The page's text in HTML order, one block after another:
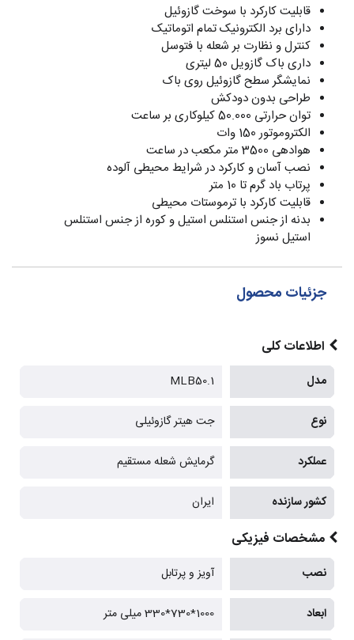
قابلیت کارکرد با سوخت گازوئیل
دارای برد الکترونیک تمام اتوماتیک
کنترل و نظارت بر شعله با فتوسل
داری باک گازویل 50 لیتری
نمایشگر سطح گازوئیل روی باک
طراحی بدون دودکش
توان حرارتی 50.000 کیلوکاری بر ساعت
الکتروموتور 150 وات
هوادهی 3500 متر مکعب در ساعت
نصب آسان و کارکرد در شرایط محیطی آلوده
پرتاب باد گرم تا 10 متر
قابلیت کارکرد با ترموستات محیطی
بدنه از جنس استنلس استیل و کوره از جنس استنلس
استیل نسوز
جزئیات محصول
اطلاعات کلی
مدل MLB50.1
نوع جت هیتر گازوئیلی
عملکرد گرمایش شعله مستقیم
کشور سازنده ایران
مشخصات فیزیکی
نصب آویز و پرتابل
ابعاد 1000*730*330 میلی متر